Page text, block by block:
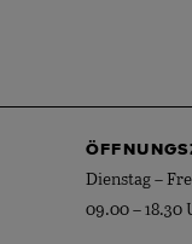
Dienstag –
09.00 – 18.30